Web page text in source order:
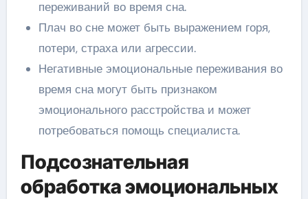
переживаний во время сна.
Плач во сне может быть выражением горя,
потери, страха или агрессии.
Негативные эмоциональные переживания во
время сна могут быть признаком
эмоционального расстройства и может
потребоваться помощь специалиста.
Подсознательная
обработка эмоциональных